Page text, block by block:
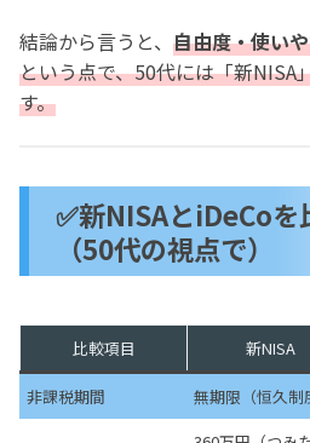
結論から言うと、 自由度・使い
という点で、50代には「新NISA
す。
✅新NISAとiDeCoを
（50代の視点で）
比較項目 新NISA
非課税期間 無期限（恒久制